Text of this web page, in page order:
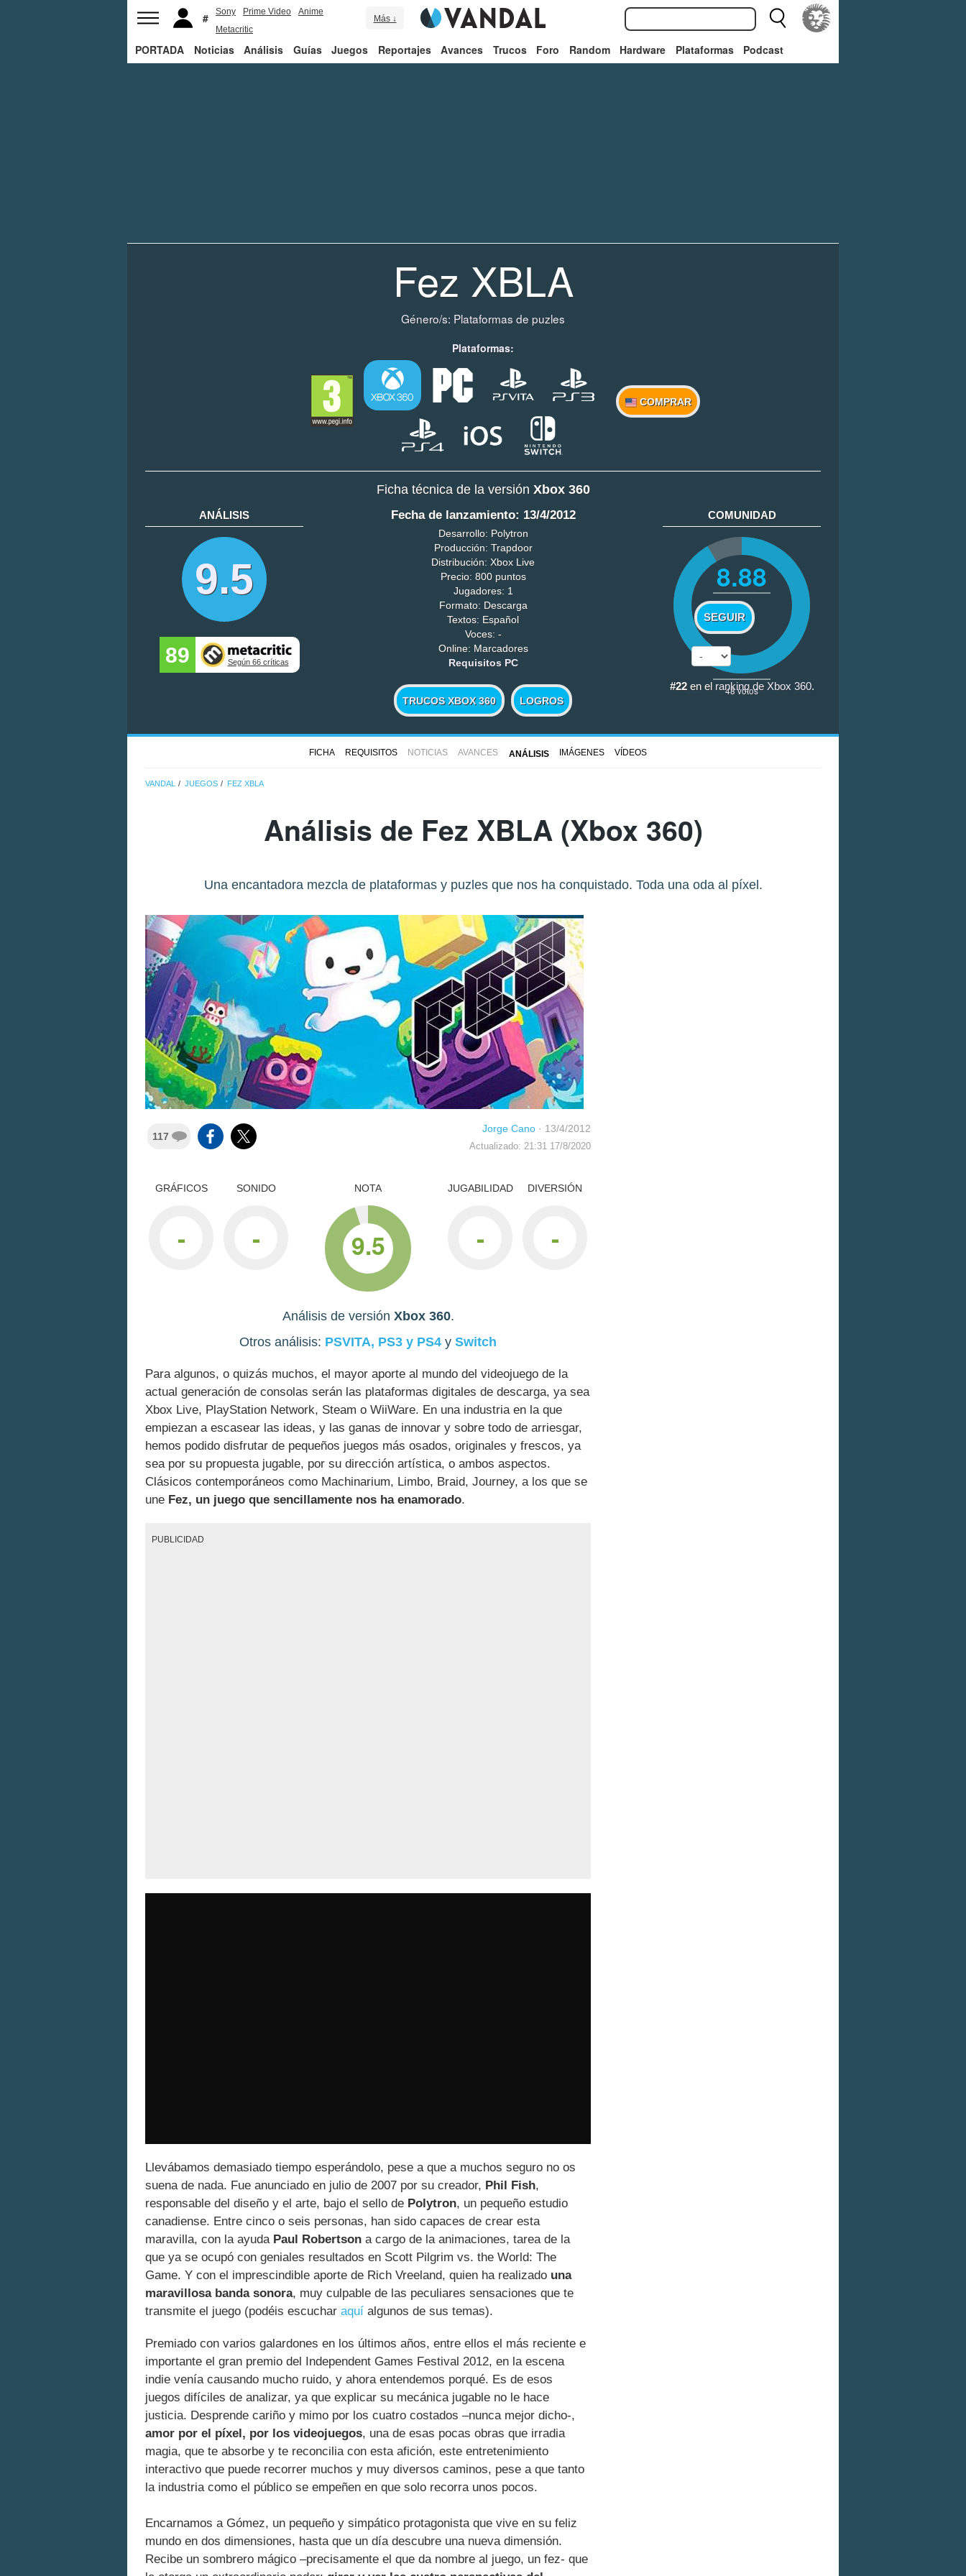
Sony Prime Video
Anime
Metacritic
Más ↓
PORTADA Noticias Análisis Guías Juegos Reportajes Avances Trucos Foro Random Hardware Plataformas Podcast
Fez XBLA
Género/s: Plataformas de puzles
Plataformas:
COMPRAR
Ficha técnica de la versión Xbox 360
ANÁLISIS
9.5
89 Según 66 críticas
Fecha de lanzamiento: 13/4/2012
Desarrollo: Polytron
Producción: Trapdoor
Distribución: Xbox Live
Precio: 800 puntos
Jugadores: 1
Formato: Descarga
Textos: Español
Voces: -
Online: Marcadores
Requisitos PC
TRUCOS XBOX 360 LOGROS
COMUNIDAD
8.88
SEGUIR
48votos
#22en el ranking de Xbox 360.
FICHA REQUISITOS NOTICIAS AVANCES ANÁLISIS IMÁGENES VÍDEOS
VANDAL JUEGOS FEZ XBLA
Análisis de Fez XBLA(Xbox 360)
Una encantadora mezcla de plataformas y puzles que nos ha conquistado. Toda una oda al píxel.
117
Jorge Cano · 13/4/2012
Actualizado: 21:31 17/8/2020
GRÁFICOS
-
SONIDO
-
NOTA
9.5
DIVERSIÓN
-
JUGABILIDAD
-
Análisis de versión Xbox 360.
Otros análisis: PSVITA, PS3 y PS4 y Switch
Para algunos, o quizás muchos, el mayor aporte al mundo del videojuego de la
actual generación de consolas serán las plataformas digitales de descarga, ya sea
Xbox Live, PlayStation Network, Steam o WiiWare. En una industria en la que
empiezan a escasear las ideas, y las ganas de innovar y sobre todo de arriesgar,
hemos podido disfrutar de pequeños juegos más osados, originales y frescos, ya
sea por su propuesta jugable, por su dirección artística, o ambos aspectos.
Clásicos contemporáneos como Machinarium, Limbo, Braid, Journey, a los que se
une Fez, un juego que sencillamente nos ha enamorado.
PUBLICIDAD
Llevábamos demasiado tiempo esperándolo, pese a que a muchos seguro no os
suena de nada. Fue anunciado en julio de 2007 por su creador, Phil Fish,
responsable del diseño y el arte, bajo el sello de Polytron, un pequeño estudio
canadiense. Entre cinco o seis personas, han sido capaces de crear esta
maravilla, con la ayuda Paul Robertson a cargo de la animaciones, tarea de la
que ya se ocupó con geniales resultados en Scott Pilgrim vs. the World: The
Game. Y con el imprescindible aporte de Rich Vreeland, quien ha realizado una
maravillosa banda sonora, muy culpable de las peculiares sensaciones que te
transmite el juego (podéis escuchar aquí algunos de sus temas).
Premiado con varios galardones en los últimos años, entre ellos el más reciente e
importante el gran premio del Independent Games Festival 2012, en la escena
indie venía causando mucho ruido, y ahora entendemos porqué. Es de esos
juegos difíciles de analizar, ya que explicar su mecánica jugable no le hace
justicia. Desprende cariño y mimo por los cuatro costados –nunca mejor dicho-,
amor por el píxel, por los videojuegos, una de esas pocas obras que irradia
magia, que te absorbe y te reconcilia con esta afición, este entretenimiento
interactivo que puede recorrer muchos y muy diversos caminos, pese a que tanto
la industria como el público se empeñen en que solo recorra unos pocos.
Encarnamos a Gómez, un pequeño y simpático protagonista que vive en su feliz
mundo en dos dimensiones, hasta que un día descubre una nueva dimensión.
Recibe un sombrero mágico –precisamente el que da nombre al juego, un fez- que